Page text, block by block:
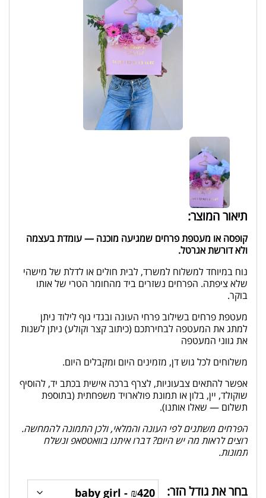
תיאור המוצר:
קופסה או מעטפת פרחים שמגיעה מוכנה — עומדת בעצמה
ולא דורשת אגרטל.
נוח במיוחד למשלוח למשרד, לבית חולים או לדלת של מישהי
שלא ציפתה. הפרחים נשזרים ביד מהחומר הטרי של אותו
בוקר.
מעטפת פרחים בשילוב פרחי העונה ובגדי גוף לילוד ניתן
למתג את המעטפה לבחירתכם (כיתוב קצר וקולע) ניתן לשנות
את גווני המעטפה
משלוחים לכל גוש דן, מזמינים היום ומקבלים היום.
אפשר להתאים צבעוניות, לצרף ברכה אישית בכתב יד, להוסיף
שוקולד, יין, בלון או תמונת פולארויד משפחתית (בתוספת
תשלום — שאלו אותנו).
הפרחים משתנים לפי העונה והמלאי, ולכן התמונה להמחשה.
רוצים לראות מה יש היום? דברו איתנו בוואטסאפ ונשלח
תמונות.
בחר את גודל הזר: